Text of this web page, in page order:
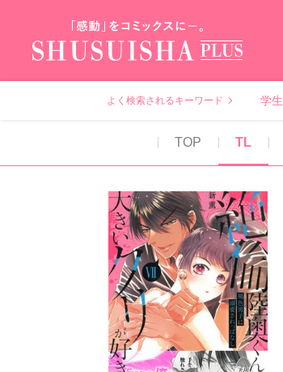
よく検索されるキーワード 学生
TOP TL